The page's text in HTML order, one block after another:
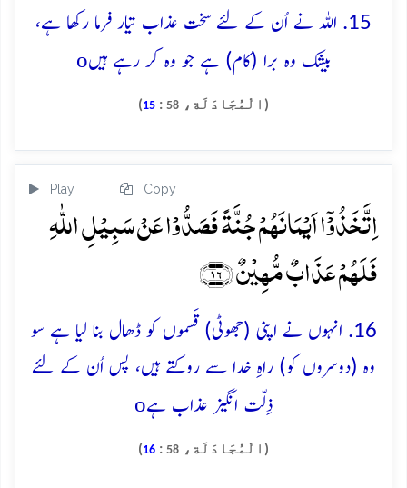
15. اللہ نے اُن کے لئے سخت عذاب تیار فرما رکھا ہے،
بیشک وہ برا (کام) ہے جو وہ کر رہے ہیںo
(الْمُجَادَلَة، 58
:
15
)
Play Copy
اِتَّخَذُوۡۤا اَیۡمَانَہُمۡ جُنَّۃً فَصَدُّوۡا عَنۡ سَبِیۡلِ اللّٰہِ
فَلَہُمۡ عَذَابٌ مُّہِیۡنٌ ﴿۱۶﴾
16. انہوں نے اپنی (جھوٹی) قَسموں کو ڈھال بنا لیا ہے سو
وہ (دوسروں کو) راہِ خدا سے روکتے ہیں، پس اُن کے لئے
ذِلّت انگیز عذاب ہےo
(الْمُجَادَلَة، 58
:
16
)